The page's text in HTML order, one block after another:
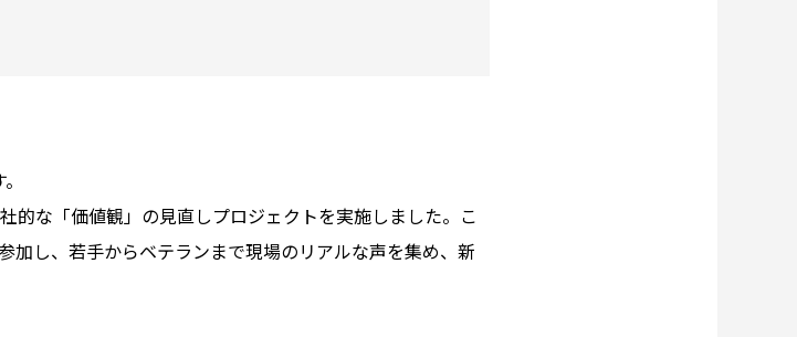
的な「価値観」の見直しプロジェクトを実施しました。こ
加し、若手からベテランまで現場のリアルな声を集め、新